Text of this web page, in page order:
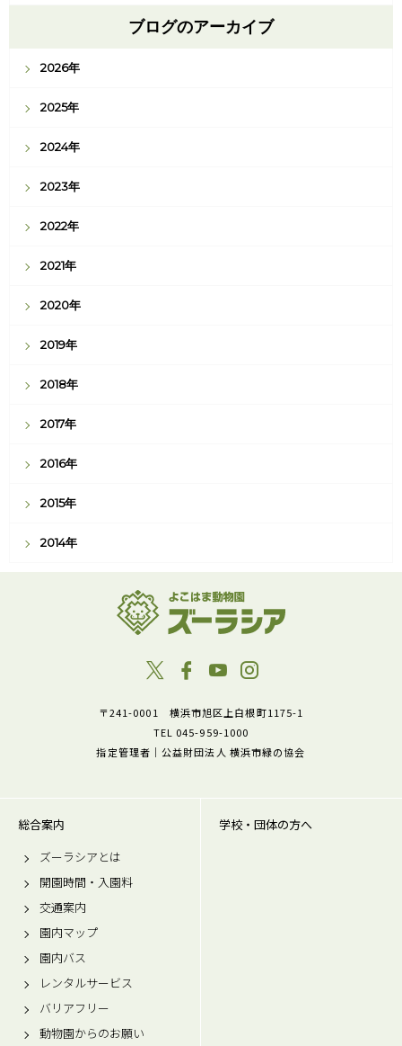
ブログのアーカイブ
2026年
2025年
2024年
2023年
2022年
2021年
2020年
2019年
2018年
2017年
2016年
2015年
2014年
〒241-0001 横浜市旭区上白根町1175-1
TEL 045-959-1000
指定管理者｜公益財団法人 横浜市緑の協会
総合案内
ズーラシアとは
開園時間・入園料
交通案内
園内マップ
園内バス
レンタルサービス
バリアフリー
動物園からのお願い
学校・団体の方へ